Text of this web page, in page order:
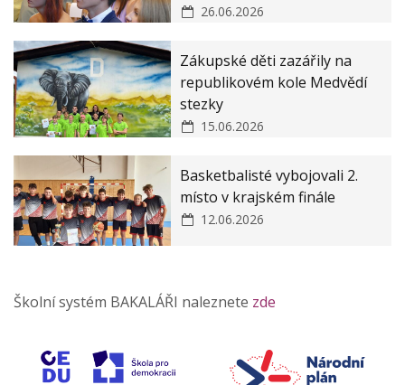
26.06.2026
Zákupské děti zazářily na
republikovém kole Medvědí
stezky
15.06.2026
Basketbalisté vybojovali 2.
místo v krajském finále
12.06.2026
Školní systém BAKALÁŘI naleznete zde